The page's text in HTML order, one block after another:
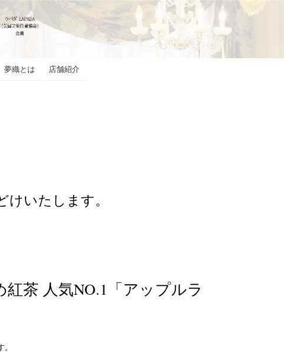
夢織とは 店舗紹介
いたします。
紅茶 人気NO.1「アップルラ